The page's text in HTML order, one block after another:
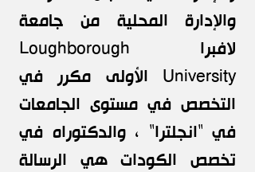
والإدارة المحلية من جامعة
لافبرا Loughborough
University الأولى مكرر في
التخصص في مستوى الجامعات
في "انجلترا" ، والدكتوراه في
تخصص الكودات هي الرسالة